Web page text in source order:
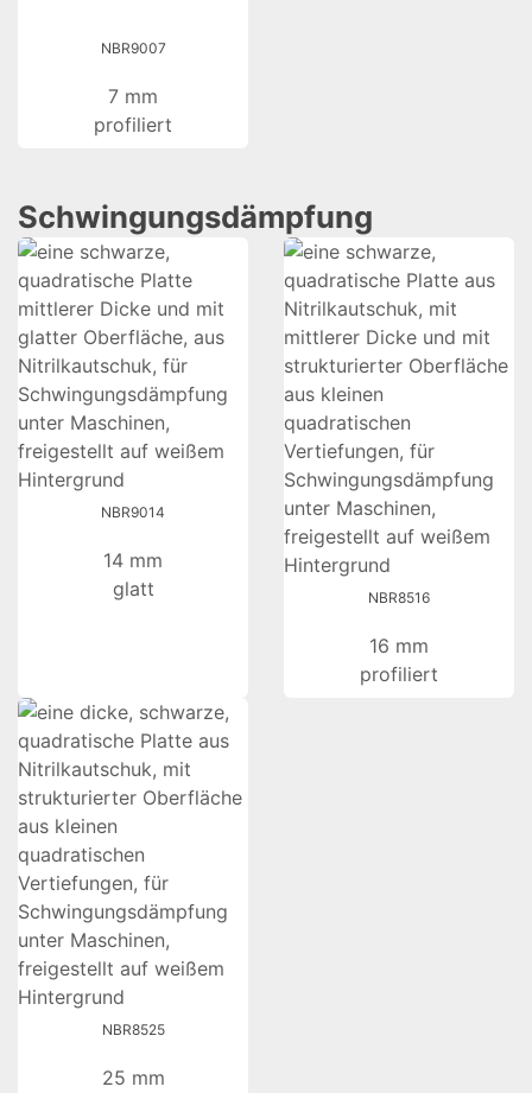
NBR9007
7 mm
profiliert
Schwingungsdämpfung
NBR9014
14 mm
glatt
NBR8516
16 mm
profiliert
NBR8525
25 mm